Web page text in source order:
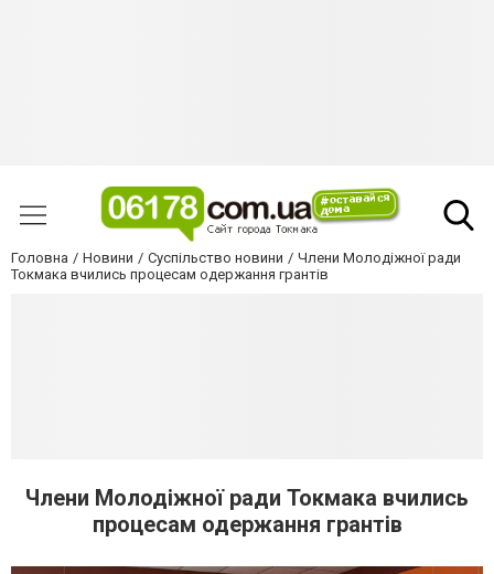
Головна Новини Суспільство новини
Члени Молодіжної ради
Токмака вчились процесам одержання грантів
Члени Молодіжної ради Токмака вчились
процесам одержання грантів